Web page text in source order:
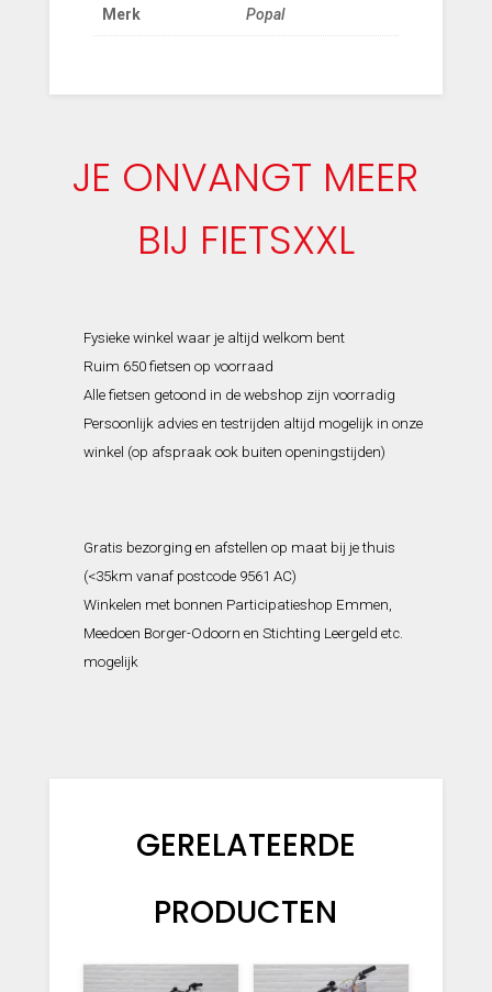
Merk Popal
JE ONVANGT MEER
BIJ FIETSXXL
Fysieke winkel waar je altijd welkom bent
Ruim 650 fietsen op voorraad
Alle fietsen getoond in de webshop zijn voorradig
Persoonlijk advies en testrijden altijd mogelijk in onze
winkel (op afspraak ook buiten openingstijden)
Gratis bezorging en afstellen op maat bij je thuis
(<35km vanaf postcode 9561 AC)
Winkelen met bonnen Participatieshop Emmen,
Meedoen Borger-Odoorn en Stichting Leergeld etc.
mogelijk
GERELATEERDE
PRODUCTEN